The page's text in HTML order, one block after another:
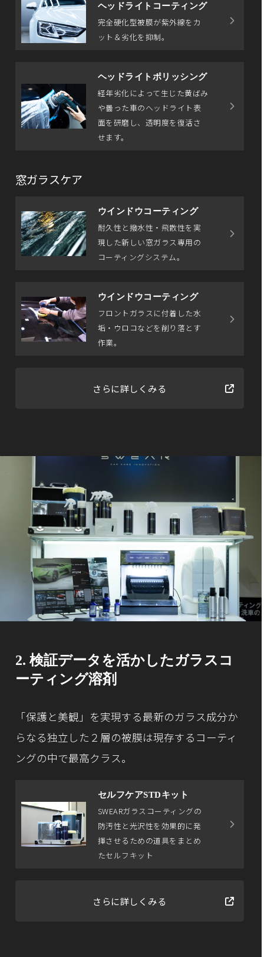
ヘッドライトコーティング
完全硬化型被膜が紫外線をカ
ット＆劣化を抑制。
ヘッドライトポリッシング
経年劣化によって生じた黄ばみ
や曇った車のヘッドライト表
面を研磨し、透明度を復活さ
せます。
窓ガラスケア
ウインドウコーティング
耐久性と撥水性・飛散性を実
現した新しい窓ガラス専用の
コーティングシステム。
ウインドウコーティング
フロントガラスに付着した水
垢・ウロコなどを削り落とす
作業。
さらに詳しくみる
2. 検証データを活かしたガラスコ
ーティング溶剤
「保護と美観」を実現する最新のガラス成分か
らなる独立した２層の被膜は現存するコーティ
ングの中で最高クラス。
セルフケアSTDキット
SWEARガラスコーティングの
防汚性と光沢性を効果的に発
揮させるための道具をまとめ
たセルフキット
さらに詳しくみる